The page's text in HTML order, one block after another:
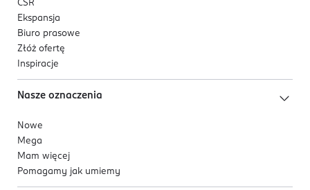
CSR
Ekspansja
Biuro prasowe
Złóż ofertę
Inspiracje
Nasze oznaczenia
Nowe
Mega
Mam więcej
Pomagamy jak umiemy